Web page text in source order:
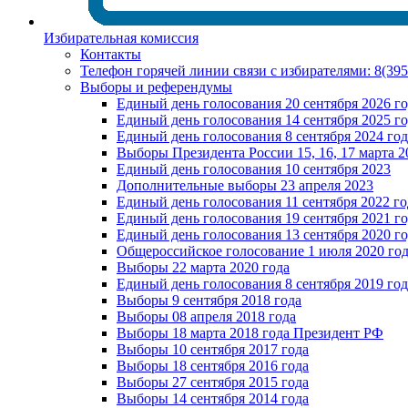
Избирательная комиссия
Контакты
Телефон горячей линии связи с избирателями:
Выборы и референдумы
Единый день голосования 20 сентября 2026
Единый день голосования 14 сентября 2025
Единый день голосования 8 сентября 2024
Выборы Президента России 15, 16, 17 марта
Единый день голосования 10 сентября 2023
Дополнительные выборы 23 апреля 2023
Единый день голосования 11 сентября 2022
Единый день голосования 19 сентября 2021
Единый день голосования 13 сентября 2020
Общероссийское голосование 1 июля 2020
Выборы 22 марта 2020 года
Единый день голосования 8 сентября 2019
Выборы 9 сентября 2018 года
Выборы 08 апреля 2018 года
Выборы 18 марта 2018 года Президент РФ
Выборы 10 сентября 2017 года
Выборы 18 сентября 2016 года
Выборы 27 сентября 2015 года
Выборы 14 сентября 2014 года